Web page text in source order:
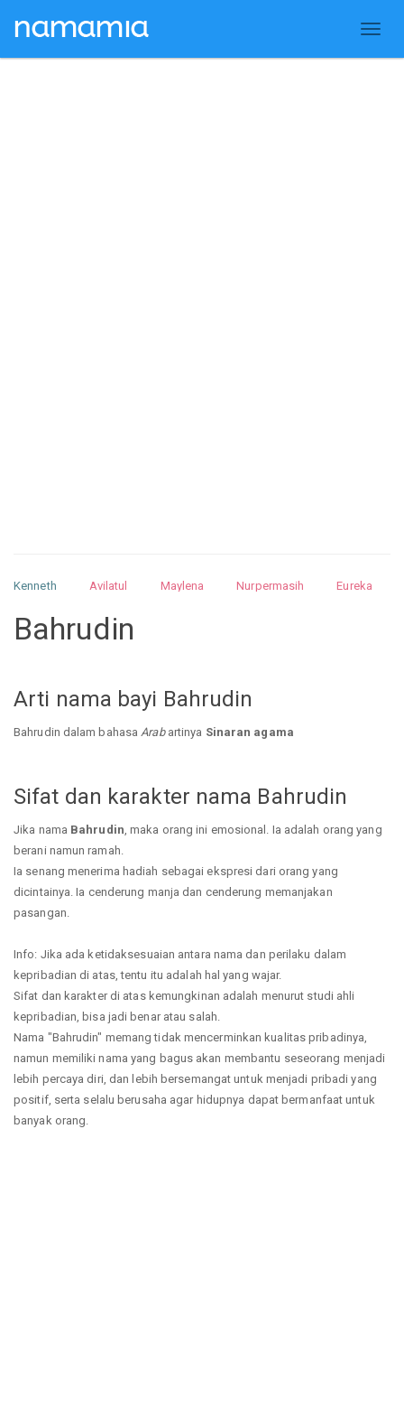
Kenneth Avilatul Maylena Nurpermasih
Eureka
Nurhilman
Pathin
Bahrudin
Arti nama bayi Bahrudin
Bahrudin dalam bahasa Arabartinya Sinaran agama
Sifat dan karakter nama Bahrudin
Jika nama Bahrudin , maka orang ini emosional. Ia adalah orang yang
berani namun ramah.
Ia senang menerima hadiah sebagai ekspresi dari orang yang
dicintainya. Ia cenderung manja dan cenderung memanjakan
pasangan.
Info: Jika ada ketidaksesuaian antara nama dan perilaku dalam
kepribadian di atas, tentu itu adalah hal yang wajar.
Sifat dan karakter di atas kemungkinan adalah menurut studi ahli
kepribadian, bisa jadi benar atau salah.
Nama "Bahrudin" memang tidak mencerminkan kualitas pribadinya,
namun memiliki nama yang bagus akan membantu seseorang menjadi
lebih percaya diri, dan lebih bersemangat untuk menjadi pribadi yang
positif, serta selalu berusaha agar hidupnya dapat bermanfaat untuk
banyak orang.